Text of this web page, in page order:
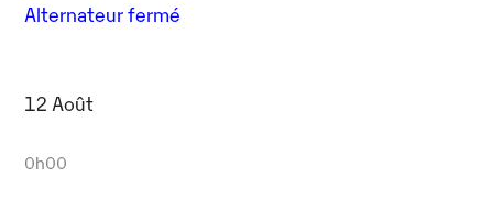
Alternateur fermé
12 Août
0h00